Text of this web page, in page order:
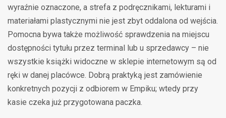
wyraźnie oznaczone, a strefa z podręcznikami, lekturami i
materiałami plastycznymi nie jest zbyt oddalona od wejścia.
Pomocna bywa także możliwość sprawdzenia na miejscu
dostępności tytułu przez terminal lub u sprzedawcy – nie
wszystkie książki widoczne w sklepie internetowym są od
ręki w danej placówce. Dobrą praktyką jest zamówienie
konkretnych pozycji z odbiorem w Empiku; wtedy przy
kasie czeka już przygotowana paczka.